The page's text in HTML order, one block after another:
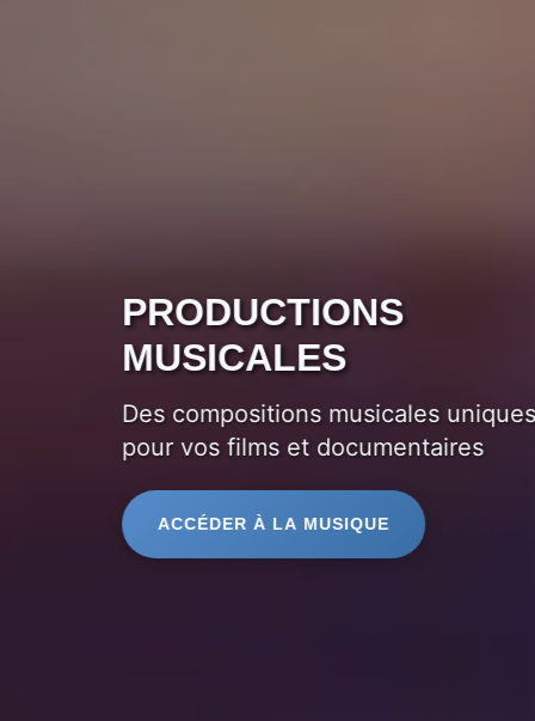
PRODUCTIONS
MUSICALES
Des compositions musicales uniques,
pour vos films et documentaires
ACCÉDER À LA MUSIQUE